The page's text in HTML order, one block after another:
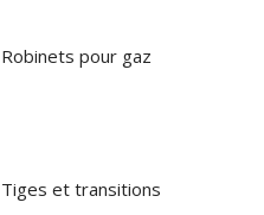
Robinets pour gaz
Tiges et transitions